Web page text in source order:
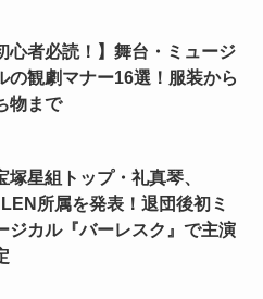
心者必読！】舞台・ミュージ
の観劇マナー16選！服装から
物まで
塚星組トップ・礼真琴、
所属を発表！退団後初ミ
ジカル『バーレスク』で主演